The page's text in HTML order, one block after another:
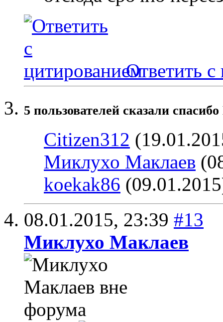
Ответить с
5 пользователей сказали
Citizen312
Миклухо Маклаев
koekak86
08.01.2015, 23:39 #13
Миклухо Маклаев